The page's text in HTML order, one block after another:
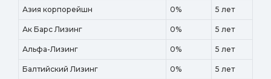
Название компании
Аванс
Срок
Азия корпорейшн 0% 5 лет
Ак Барс Лизинг 0% 5 лет
Альфа-Лизинг 0% 5 лет
Балтийский Лизинг 0% 5 лет